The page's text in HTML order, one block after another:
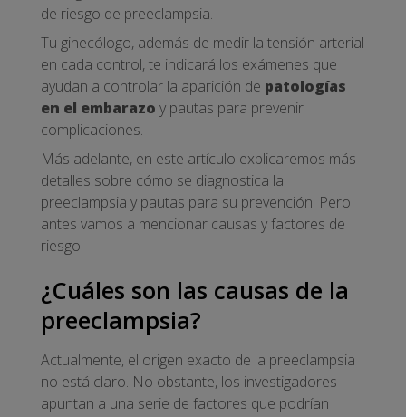
de riesgo de preeclampsia.
Tu ginecólogo, además de medir la tensión arterial
en cada control, te indicará los exámenes que
ayudan a controlar la aparición de patologías
en el embarazo y pautas para prevenir
complicaciones.
Más adelante, en este artículo explicaremos más
detalles sobre cómo se diagnostica la
preeclampsia y pautas para su prevención. Pero
antes vamos a mencionar causas y factores de
riesgo.
¿Cuáles son las causas de la
preeclampsia?
Actualmente, el origen exacto de la preeclampsia
no está claro. No obstante, los investigadores
apuntan a una serie de factores que podrían